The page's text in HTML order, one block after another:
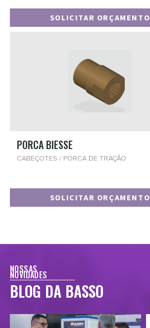
SOLICITAR ORÇAMENTO
PORCA BIESSE
CABEÇOTES / PORCA DE TRAÇÃO
SOLICITAR ORÇAMENTO
NOSSAS
NOVIDADES
BLOG DA BASSO